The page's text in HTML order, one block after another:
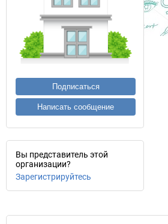
Подписаться
Написать сообщение
Вы представитель этой
организации?
Зарегистрируйтесь